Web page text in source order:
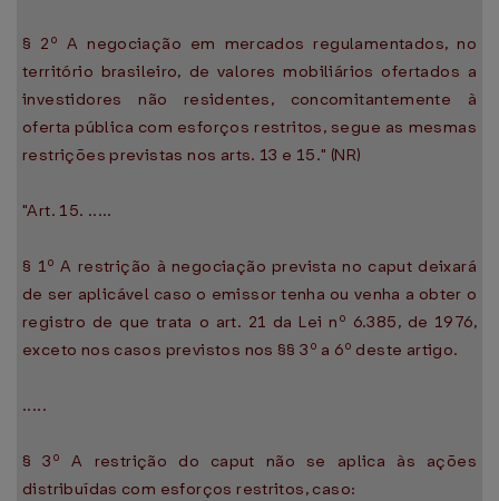
§ 2º A negociação em mercados regulamentados, no
território brasileiro, de valores mobiliários ofertados a
investidores não residentes, concomitantemente à
oferta pública com esforços restritos, segue as mesmas
restrições previstas nos arts. 13 e 15." (NR)
"Art. 15. .....
§ 1º A restrição à negociação prevista no caput deixará
de ser aplicável caso o emissor tenha ou venha a obter o
registro de que trata o art. 21 da Lei nº 6.385, de 1976,
exceto nos casos previstos nos §§ 3º a 6º deste artigo.
.....
§ 3º A restrição do caput não se aplica às ações
distribuídas com esforços restritos, caso: